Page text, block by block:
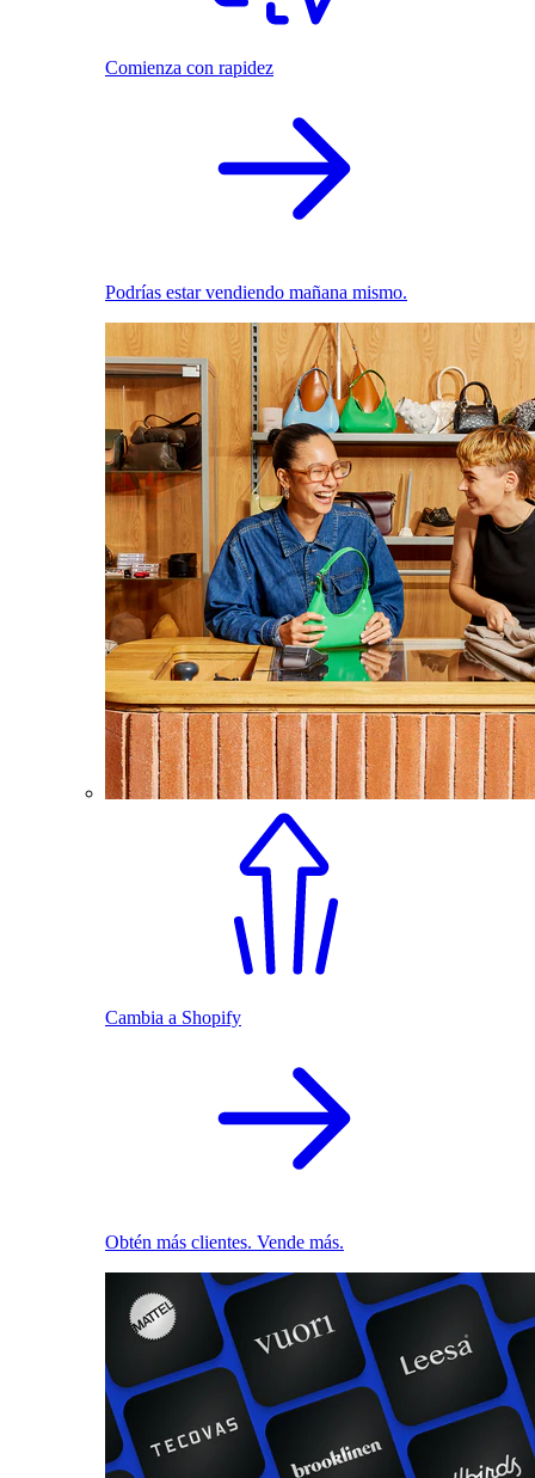
Comienza con rapidez
Podrías estar vendiendo mañana mismo.
Cambia a Shopify
Obtén más clientes. Vende más.